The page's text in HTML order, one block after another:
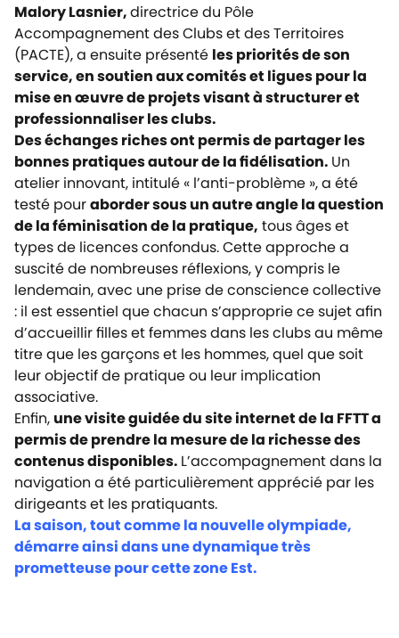
Malory Lasnier,directrice du Pôle
Accompagnement des Clubs et des Territoires
(PACTE), a ensuite présenté les priorités de son
service, en soutien aux comités et ligues pour la
mise en œuvre de projets visant à structurer et
professionnaliser les clubs.
Des échanges riches ont permis de partager les
bonnes pratiques autour de la fidélisation. Un
atelier innovant, intitulé « l’anti-problème », a été
testé pouraborder sous un autre angle la question
de la féminisation de la pratique, tous âges et
types de licences confondus. Cette approche a
suscité de nombreuses réflexions, y compris le
lendemain, avec une prise de conscience collective
: il est essentiel que chacun s’approprie ce sujet afin
d’accueillir filles et femmes dans les clubs au même
titre que les garçons et les hommes, quel que soit
leur objectif de pratique ou leur implication
associative.
Enfin, une visite guidée du site internet de la FFTT a
permis de prendre la mesure de la richesse des
contenus disponibles. L’accompagnement dans la
navigation a été particulièrement apprécié par les
dirigeants et les pratiquants.
La saison, tout comme la nouvelle olympiade,
démarre ainsi dans une dynamique très
prometteuse pour cette zone Est.